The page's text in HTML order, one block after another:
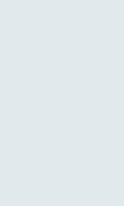
in, tvätta, sortera och
är ett resultat av
ger möjlighet att
av svensk och portugisisk
i någon större grad.
stämma överens med
Stad.